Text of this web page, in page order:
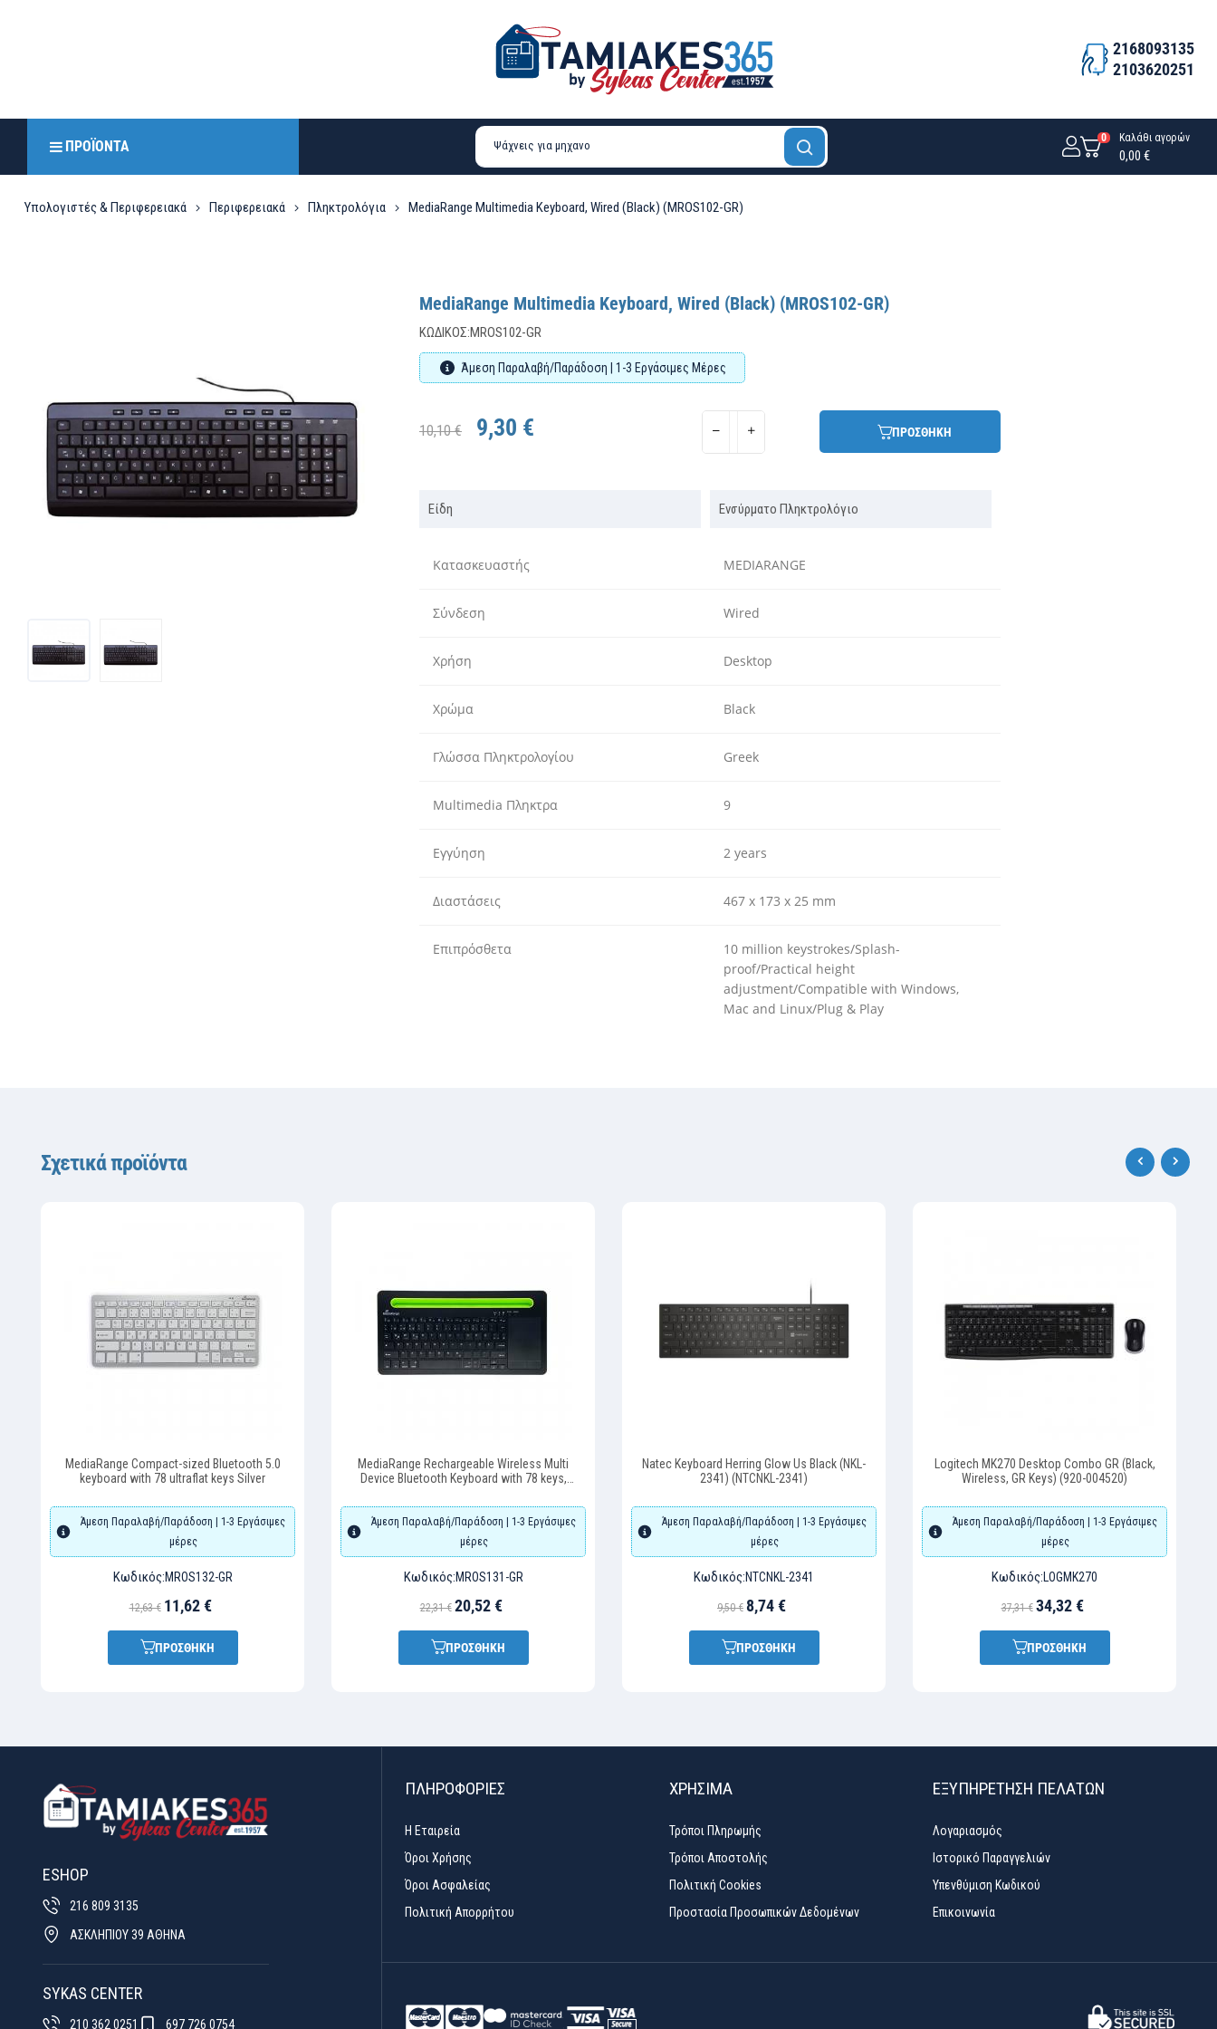
2168093135
2103620251
ΠΡΟΪΌΝΤΑ
0 Καλάθι αγορών
0,00 €
Υπολογιστές & Περιφερειακά Περιφερειακά Πληκτρολόγια MediaRange Multimedia Keyboard, Wired (Black) (MROS102-GR)
MediaRange Multimedia Keyboard, Wired (Black) (MROS102-GR)
ΚΩΔΙΚΌΣ:MROS102-GR
Άμεση Παραλαβή/Παράδοση | 1-3 Εργάσιμες Μέρες
10,10 € 9,30 € ΠΡΟΣΘΗΚΗ
Είδη Ενσύρματο Πληκτρολόγιο
Κατασκευαστής MEDIARANGE
Σύνδεση Wired
Χρήση Desktop
Χρώμα Black
Γλώσσα Πληκτρολογίου Greek
Multimedia Πληκτρα 9
Εγγύηση 2 years
Διαστάσεις 467 x 173 x 25 mm
Επιπρόσθετα
10 million keystrokes/Splash-
proof/Practical height
adjustment/Compatible with Windows,
Mac and Linux/Plug & Play
Σχετικά προϊόντα
MediaRange Compact-sized Bluetooth 5.0
keyboard with 78 ultraflat keys Silver
Άμεση Παραλαβή/Παράδοση | 1-3 Εργάσιμες
μέρες
Κωδικός:MROS132-GR
12,63 € 11,62 €
ΠΡΟΣΘΗΚΗ
MediaRange Rechargeable Wireless Multi
Device Bluetooth Keyboard with 78 keys,
Άμεση Παραλαβή/Παράδοση | 1-3 Εργάσιμες
μέρες
Κωδικός:MROS131-GR
22,31 € 20,52 €
ΠΡΟΣΘΗΚΗ
Natec Keyboard Herring Glow Us Black (NKL-
2341) (NTCNKL-2341)
Άμεση Παραλαβή/Παράδοση | 1-3 Εργάσιμες
μέρες
Κωδικός:NTCNKL-2341
9,50 € 8,74 €
ΠΡΟΣΘΗΚΗ
Logitech MK270 Desktop Combo GR (Black,
Wireless, GR Keys) (920-004520)
Άμεση Παραλαβή/Παράδοση | 1-3 Εργάσιμες
μέρες
Κωδικός: LOGMK270
37,31 € 34,32 €
ΠΡΟΣΘΗΚΗ
ESHOP
216 809 3135
ΑΣΚΛΗΠΙΟΥ 39 ΑΘΗΝΑ
SYKAS CENTER
210 362 0251 697 726 0754
ΠΛΗΡΟΦΟΡΙΕΣ
Η Εταιρεία
Όροι Χρήσης
Όροι Ασφαλείας
Πολιτική Απορρήτου
ΧΡΉΣΙΜΑ
Τρόποι Πληρωμής
Τρόποι Αποστολής
Πολιτική Cookies
Προστασία Προσωπικών Δεδομένων
ΕΞΥΠΗΡΈΤΗΣΗ ΠΕΛΑΤΏΝ
Λογαριασμός
Ιστορικό Παραγγελιών
Υπενθύμιση Κωδικού
Επικοινωνία